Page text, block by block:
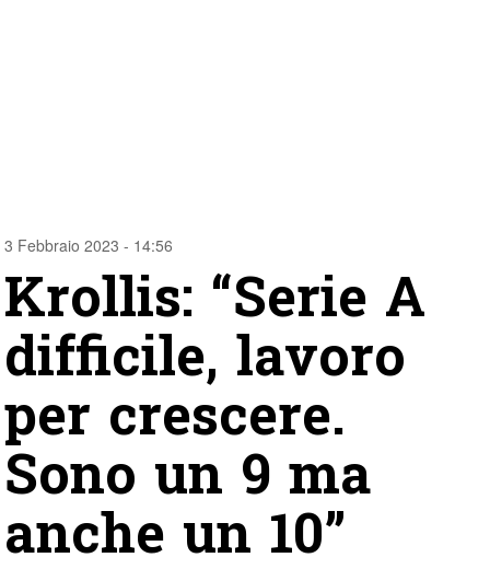
3 Febbraio 2023 - 14:56
Krollis: “Serie A
difficile, lavoro
per crescere.
Sono un 9 ma
anche un 10”